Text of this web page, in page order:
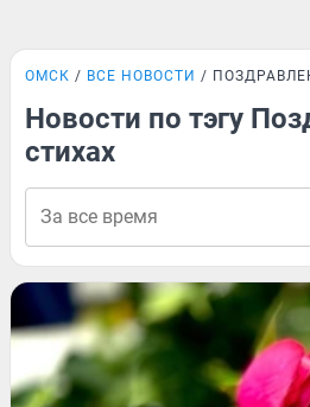
ОМСК ВСЕ НОВОСТИ
Новости по тэгу
стихах